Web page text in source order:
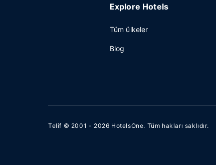
Explore Hotels
Tüm ülkeler
Blog
Telif © 2001 - 2026 HotelsOne. Tüm hakları saklıdır.